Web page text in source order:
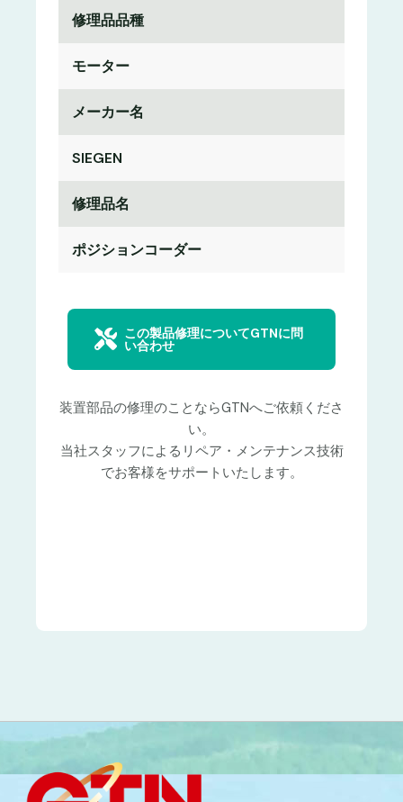
修理品品種
モーター
メーカー名
SIEGEN
修理品名
ポジションコーダー
この製品修理についてGTNに問
い合わせ
装置部品の修理のことならGTNへご依頼くださ
い。
当社スタッフによるリペア・メンテナンス技術
でお客様をサポートいたします。